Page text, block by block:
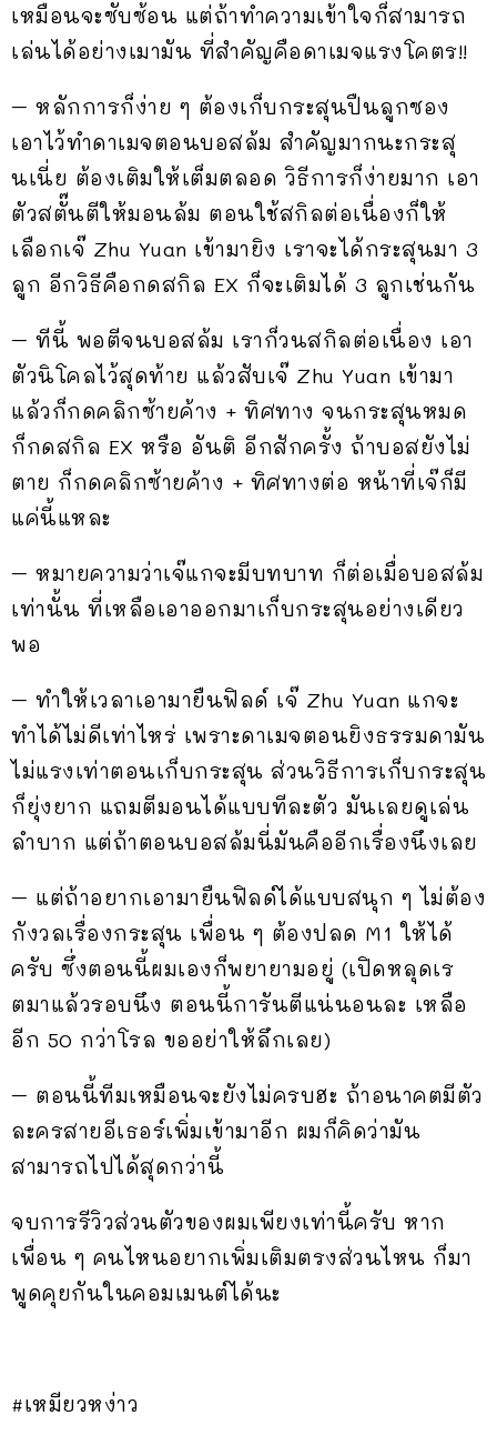
เหมือนจะซับซ้อน แต่ถ้าทำความเข้าใจก็สามารถ
เล่นได้อย่างเมามัน ที่สำคัญคือดาเมจแรงโคตร!!
– หลักการก็ง่าย ๆ ต้องเก็บกระสุนปืนลูกซอง
เอาไว้ทำดาเมจตอนบอสล้ม สำคัญมากนะกระสุ
นเนี่ย ต้องเติมให้เต็มตลอด วิธีการก็ง่ายมาก เอา
ตัวสตั๊นตีให้มอนล้ม ตอนใช้สกิลต่อเนื่องก็ให้
เลือกเจ๊ Zhu Yuan เข้ามายิง เราจะได้กระสุนมา 3
ลูก อีกวิธีคือกดสกิล EX ก็จะเติมได้ 3 ลูกเช่นกัน
– ทีนี้ พอตีจนบอสล้ม เราก็วนสกิลต่อเนื่อง เอา
ตัวนิโคลไว้สุดท้าย แล้วสับเจ๊ Zhu Yuan เข้ามา
แล้วก็กดคลิกซ้ายค้าง + ทิศทาง จนกระสุนหมด
ก็กดสกิล EX หรือ อันติ อีกสักครั้ง ถ้าบอสยังไม่
ตาย ก็กดคลิกซ้ายค้าง + ทิศทางต่อ หน้าที่เจ๊ก็มี
แค่นี้แหละ
– หมายความว่าเจ๊แกจะมีบทบาท ก็ต่อเมื่อบอสล้ม
เท่านั้น ที่เหลือเอาออกมาเก็บกระสุนอย่างเดียว
พอ
– ทำให้เวลาเอามายืนฟิลด์ เจ๊ Zhu Yuan แกจะ
ทำได้ไม่ดีเท่าไหร่ เพราะดาเมจตอนยิงธรรมดามัน
ไม่แรงเท่าตอนเก็บกระสุน ส่วนวิธีการเก็บกระสุน
ก็ยุ่งยาก แถมตีมอนได้แบบทีละตัว มันเลยดูเล่น
ลำบาก แต่ถ้าตอนบอสล้มนี่มันคืออีกเรื่องนึงเลย
– แต่ถ้าอยากเอามายืนฟิลด์ได้แบบสนุก ๆ ไม่ต้อง
กังวลเรื่องกระสุน เพื่อน ๆ ต้องปลด M1 ให้ได้
ครับ ซึ่งตอนนี้ผมเองก็พยายามอยู่ (เปิดหลุดเร
ตมาแล้วรอบนึง ตอนนี้การันตีแน่นอนละ เหลือ
อีก 50 กว่าโรล ขออย่าให้ลึกเลย)
– ตอนนี้ทีมเหมือนจะยังไม่ครบฮะ ถ้าอนาคตมีตัว
ละครสายอีเธอร์เพิ่มเข้ามาอีก ผมก็คิดว่ามัน
สามารถไปได้สุดกว่านี้
จบการรีวิวส่วนตัวของผมเพียงเท่านี้ครับ หาก
เพื่อน ๆ คนไหนอยากเพิ่มเติมตรงส่วนไหน ก็มา
พูดคุยกันในคอมเมนต์ได้นะ
#เหมียวหง่าว